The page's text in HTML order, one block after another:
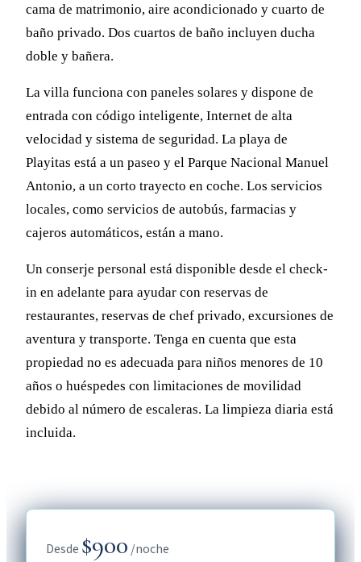
cama de matrimonio, aire acondicionado y cuarto de
baño privado. Dos cuartos de baño incluyen ducha
doble y bañera.
La villa funciona con paneles solares y dispone de
entrada con código inteligente, Internet de alta
velocidad y sistema de seguridad. La playa de
Playitas está a un paseo y el Parque Nacional Manuel
Antonio, a un corto trayecto en coche. Los servicios
locales, como servicios de autobús, farmacias y
cajeros automáticos, están a mano.
Un conserje personal está disponible desde el check-
in en adelante para ayudar con reservas de
restaurantes, reservas de chef privado, excursiones de
aventura y transporte. Tenga en cuenta que esta
propiedad no es adecuada para niños menores de 10
años o huéspedes con limitaciones de movilidad
debido al número de escaleras. La limpieza diaria está
incluida.
Desde $900 /noche